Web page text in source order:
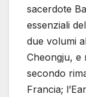
sacerdote
essenziali
due volumi
Cheongju, e
secondo
Francia;